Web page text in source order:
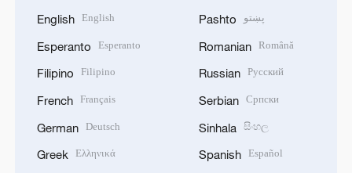
English English
Esperanto Esperanto
Filipino Filipino
French Français
German Deutsch
Greek Ελληνικά
Pashto پښتو
Romanian Română
Russian Русский
Serbian Српски
Sinhala සිංහල
Spanish Español